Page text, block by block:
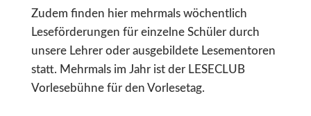
Zudem finden hier mehrmals wöchentlich
Leseförderungen für einzelne Schüler durch
unsere Lehrer oder ausgebildete Lesementoren
statt. Mehrmals im Jahr ist der LESECLUB
Vorlesebühne für den Vorlesetag.